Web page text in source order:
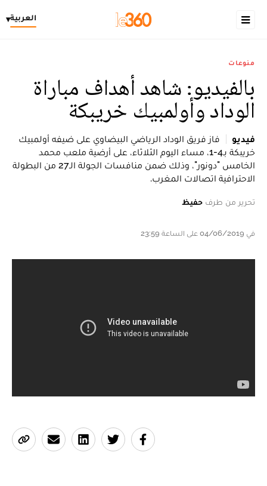
العربية▾
منوعات
بالفيديو: شاهد أهداف مباراة
الوداد وأولمبيك خريبكة
فيديو
فاز فريق الوداد الرياضي البيضاوي على ضيفه أولمبيك
خريبكة بـ4-1، مساء اليوم الثلاثاء، على أرضية ملعب محمد
الخامس "دونور"، وذلك ضمن منافسات الجولة الـ27 من البطولة
الاحترافية اتصالات المغرب.
تحرير من طرف حفيظ
في 04/06/2019 على الساعة 23:59